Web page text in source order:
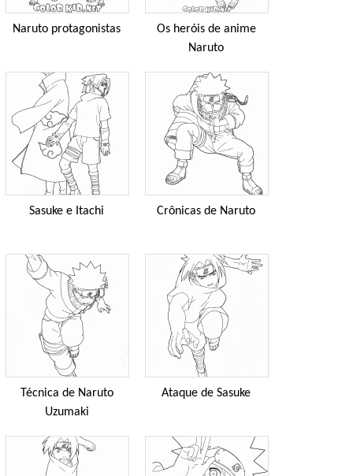
Naruto protagonistas
Os heróis de anime
Naruto
Sasuke e Itachi Crônicas de Naruto
Técnica de Naruto
Uzumaki
Ataque de Sasuke